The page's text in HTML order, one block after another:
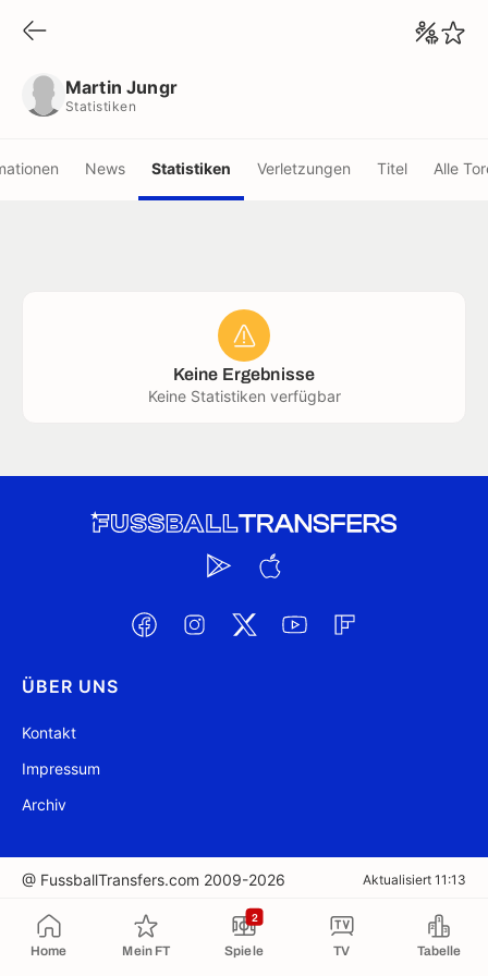
Home Mein FT Spiele
2
TV Tabelle
Martin Jungr
Statistiken
News Statistiken Verletzungen Titel Alle
Keine Ergebnisse
Keine Statistiken verfügbar
ÜBER UNS
Kontakt
Impressum
Archiv
@ FussballTransfers.com 2009-2026 Aktualisiert 11:13
In die Zwischenablage kopiert